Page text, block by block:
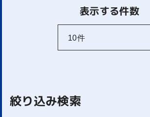
表示する件数
絞り込み検索